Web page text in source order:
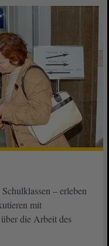
– erleben
mit
die Arbeit des